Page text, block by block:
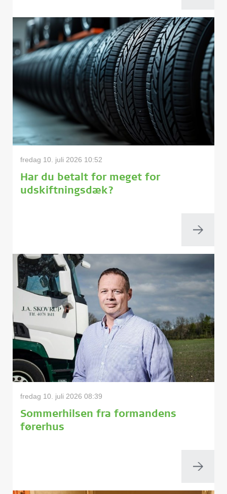
fredag 10. juli 2026 10:52
Har du betalt for meget for
udskiftningsdæk?
fredag 10. juli 2026 08:39
Sommerhilsen fra formandens
førerhus